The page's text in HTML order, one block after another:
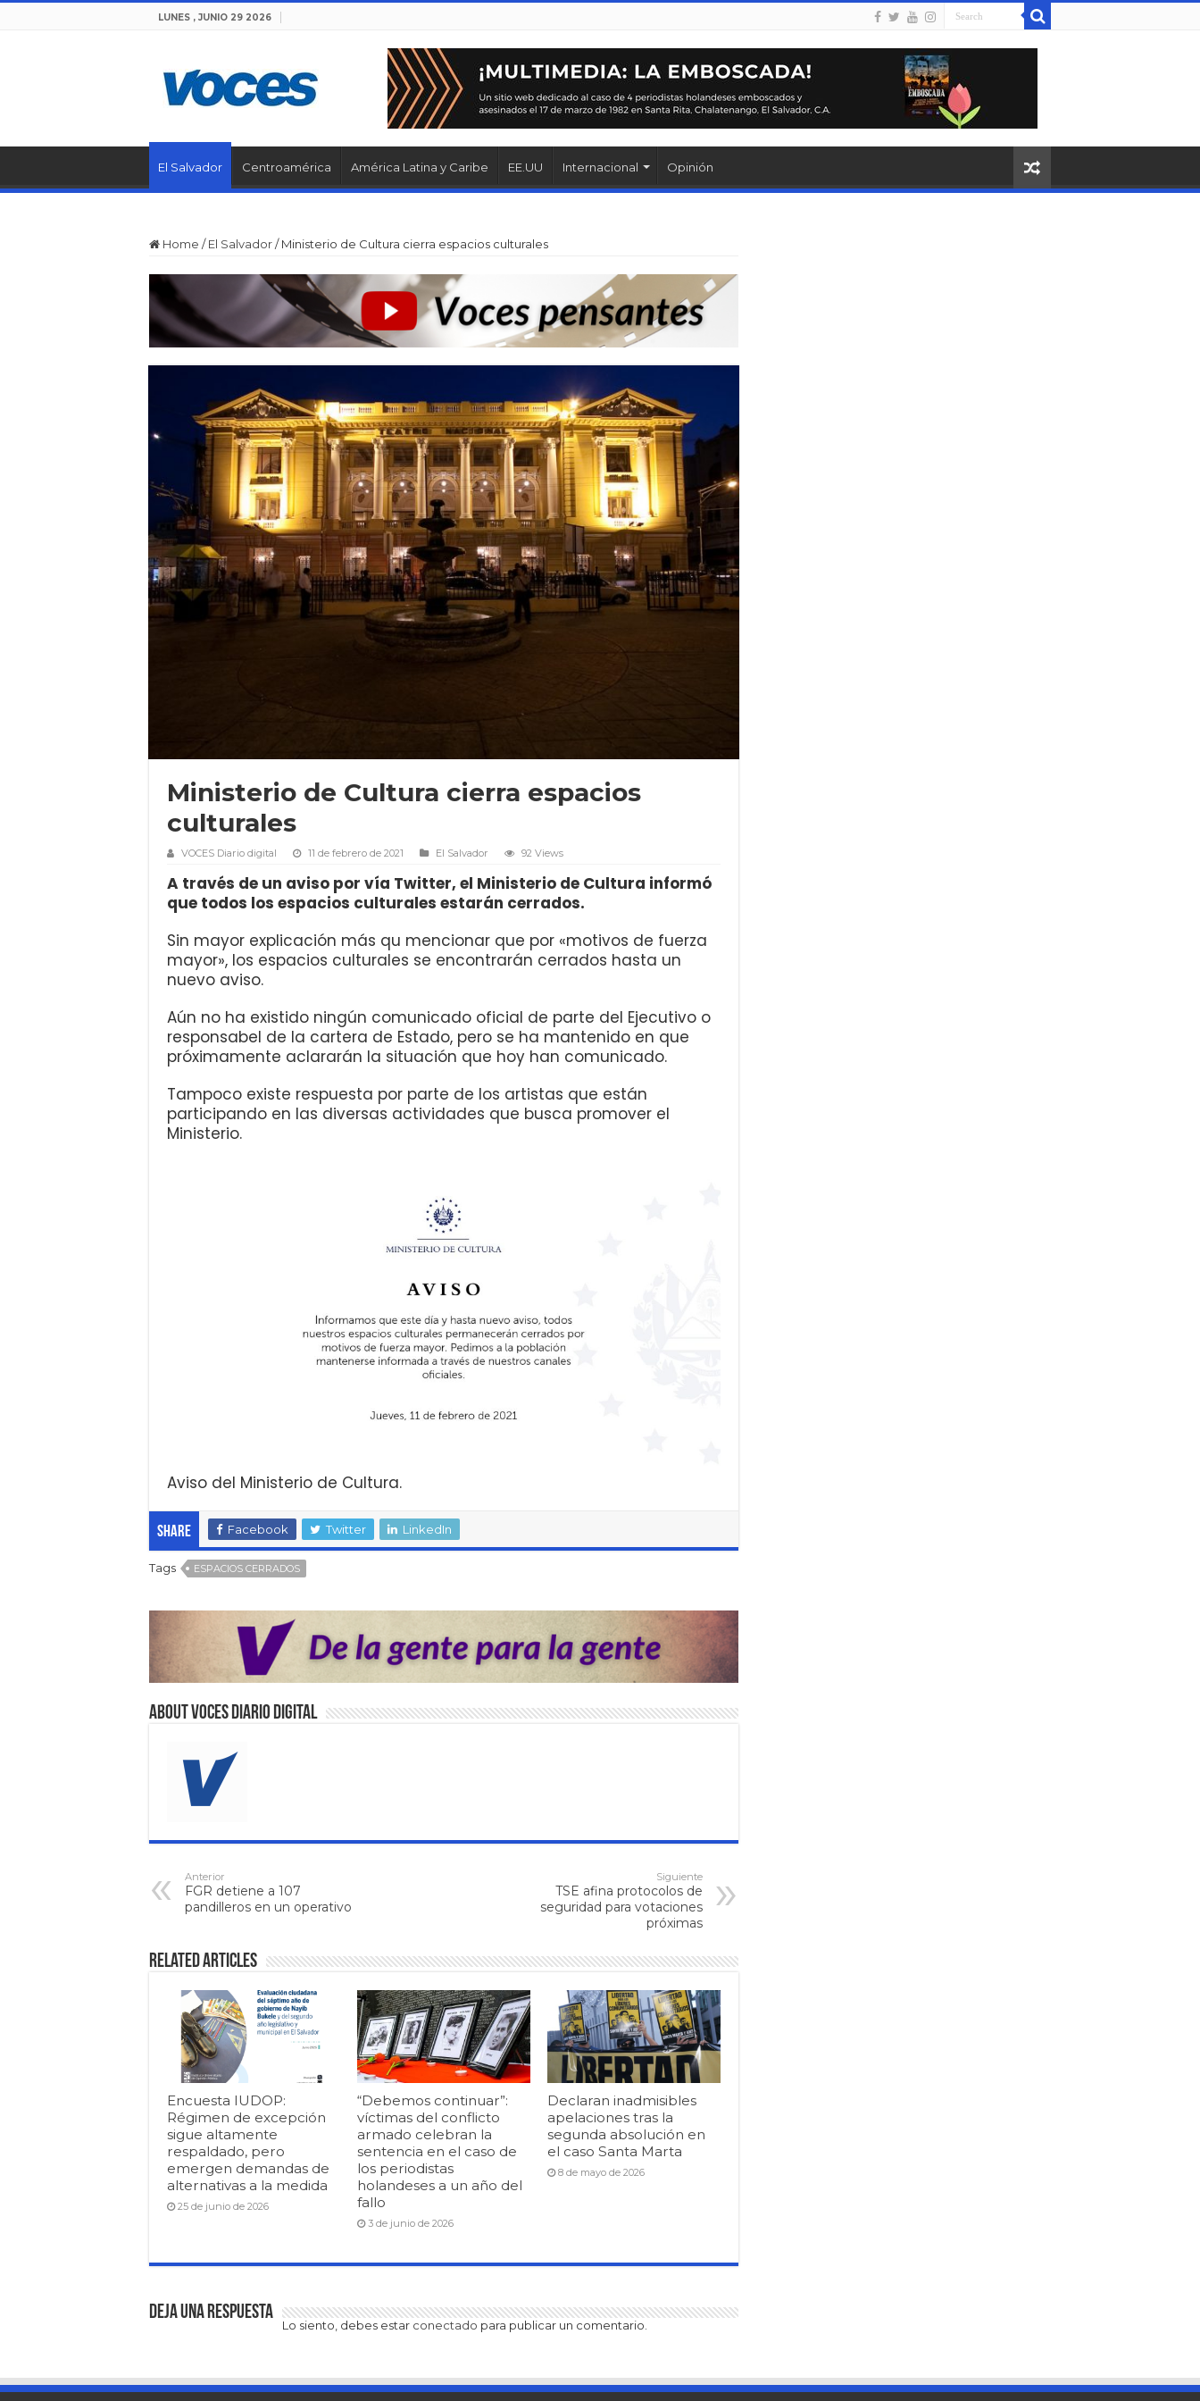
LUNES , JUNIO 29 2026
El Salvador Centroamérica América Latina y Caribe EE.UU Internacional Opinión
Home / El Salvador/ Ministerio de Cultura cierra espacios culturales
Ministerio de Cultura cierra espacios
culturales
VOCES Diario digital 11 de febrero de 2021 El Salvador 92 Views
A través de un aviso por vía Twitter, el Ministerio de Cultura informó
que todos los espacios culturales estarán cerrados.
Sin mayor explicación más qu mencionar que por «motivos de fuerza
mayor», los espacios culturales se encontrarán cerrados hasta un
nuevo aviso.
Aún no ha existido ningún comunicado oficial de parte del Ejecutivo o
responsabel de la cartera de Estado, pero se ha mantenido en que
próximamente aclararán la situación que hoy han comunicado.
Tampoco existe respuesta por parte de los artistas que están
participando en las diversas actividades que busca promover el
Ministerio.
Aviso del Ministerio de Cultura.
Share Facebook Twitter LinkedIn
Tags ESPACIOS CERRADOS
About VOCES Diario digital
Anterior
FGR detiene a 107
pandilleros en un operativo
Siguiente
TSE afina protocolos de
seguridad para votaciones
próximas
Related Articles
Encuesta IUDOP:
Régimen de excepción
sigue altamente
respaldado, pero
emergen demandas de
alternativas a la medida
25 de junio de 2026
“Debemos continuar”:
víctimas del conflicto
armado celebran la
sentencia en el caso de
los periodistas
holandeses a un año del
fallo
3 de junio de 2026
Declaran inadmisibles
apelaciones tras la
segunda absolución en
el caso Santa Marta
8 de mayo de 2026
Deja una respuesta
Lo siento, debes estar conectado para publicar un comentario.